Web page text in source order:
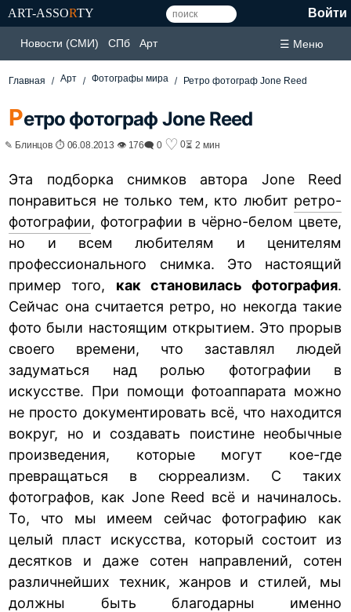
ART-ASSORTY Войти
Новости (СМИ) СПб Арт ☰ Меню
Главная Арт Фотографы мира Ретро фотограф Jone Reed
Ретро фотограф Jone Reed
✎ Блинцов ⏱ 06.08.2013 👁 176🗨 0 ♡ 0⏳ 2 мин
Эта подборка снимков автора Jone Reed
понравиться не только тем, кто любит ретро-
фотографии, фотографии в чёрно-белом цвете,
но и всем любителям и ценителям
профессионального снимка. Это настоящий
пример того, как становилась фотография.
Сейчас она считается ретро, но некогда такие
фото были настоящим открытием. Это прорыв
своего времени, что заставлял людей
задуматься над ролью фотографии в
искусстве. При помощи фотоаппарата можно
не просто документировать всё, что находится
вокруг, но и создавать поистине необычные
произведения, которые могут кое-где
превращаться в сюрреализм. С таких
фотографов, как Jone Reed всё и начиналось.
То, что мы имеем сейчас фотографию как
целый пласт искусства, который состоит из
десятков и даже сотен направлений, сотен
различнейших техник, жанров и стилей, мы
должны быть благодарны именно